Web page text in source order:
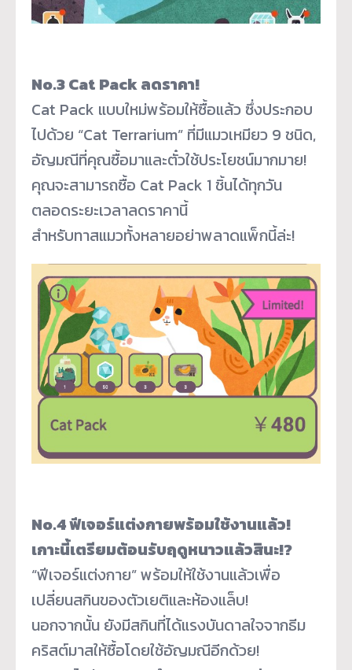
No.3 Cat Pack ลดราคา!
Cat Pack แบบใหม่พร้อมให้ซื้อแล้ว ซึ่งประกอบ
ไปด้วย “Cat Terrarium” ที่มีแมวเหมียว 9 ชนิด,
อัญมณีที่คุณซื้อมาและตั๋วใช้ประโยชน์มากมาย!
คุณจะสามารถซื้อ Cat Pack 1 ชิ้นได้ทุกวัน
ตลอดระยะเวลาลดราคานี้
สำหรับทาสแมวทั้งหลายอย่าพลาดแพ็กนี้ล่ะ!
No.4 ฟีเจอร์แต่งกายพร้อมใช้งานแล้ว!
เกาะนี้เตรียมต้อนรับฤดูหนาวแล้วสินะ!?
“ฟีเจอร์แต่งกาย” พร้อมให้ใช้งานแล้วเพื่อ
เปลี่ยนสกินของตัวเยติและห้องแล็บ!
นอกจากนั้น ยังมีสกินที่ได้แรงบันดาลใจจากธีม
คริสต์มาสให้ซื้อโดยใช้อัญมณีอีกด้วย!